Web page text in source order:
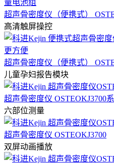
超声骨密度仪（便携式）
高清触屏操控
超声骨密度仪（便携式）
儿童孕妇报告模块
超声骨密度仪 OSTEOKJ3700
六部位测量
超声骨密度仪 OSTEOKJ3700
双屏动画播放